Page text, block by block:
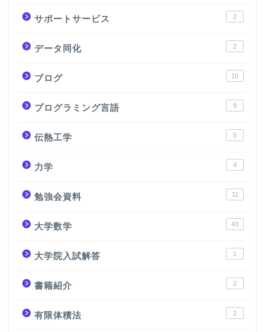
サポートサービス 2
データ同化 2
ブログ 10
プログラミング言語 9
伝熱工学 5
力学 4
勉強会資料 11
大学数学 43
大学院入試解答 1
書籍紹介 2
有限体積法 2